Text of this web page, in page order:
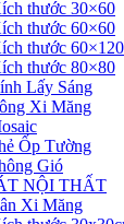
thước 30×60
thước 60×60
thước 60×120
thước 80×80
Lấy Sáng
Xi Măng
Ốp Tường
Gió
NỘI THẤT
Xi Măng